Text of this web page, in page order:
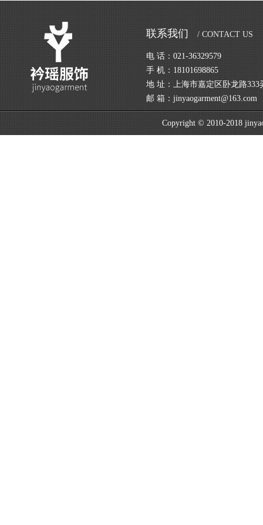
联系我们 / CONTACT US
电 话：021-36329579
手 机：18101698865
地 址：上海市嘉定区卧龙路333
邮 箱：jinyaogarment@163.com
Copyright © 2010-2018